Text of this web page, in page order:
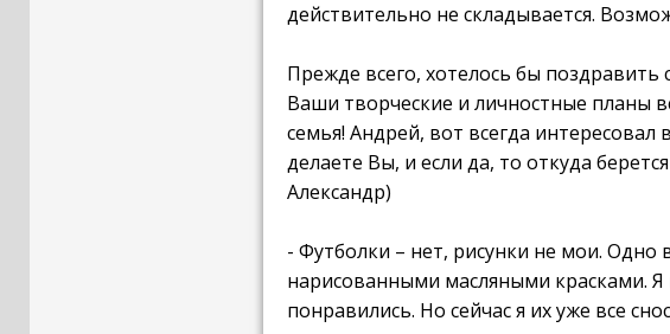
действительно не складывается.
Прежде всего, хотелось бы
Ваши творческие и личностные планы
семья! Андрей, вот всегда
делаете Вы, и если да, то откуда
Александр)
- Футболки – нет, рисунки не мои. Одно
нарисованными масляными красками.
понравились. Но сейчас я их уже все